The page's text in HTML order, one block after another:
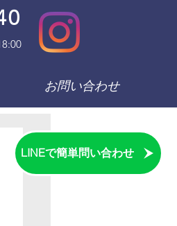
LINEで簡単問い合わせ
お問い合わせ